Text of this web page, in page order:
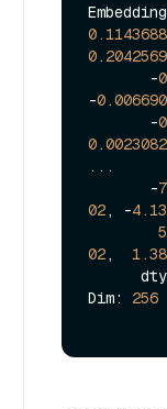
       -
-
       -
...
       -
02, -
02,
Dim: 256